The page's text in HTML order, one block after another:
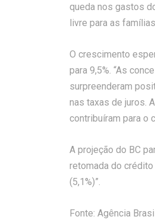
queda nos gastos
livre para as
O crescimento
para 9,5%. “As
surpreenderam
nas taxas de juros.
contribuíram para o
A projeção do BC
retomada do
(5,1%)”.
Fonte: Agência